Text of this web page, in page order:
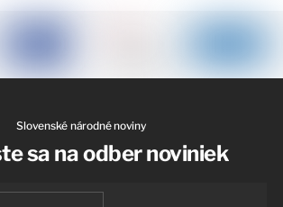
Slovenské národné noviny
sa na odber noviniek